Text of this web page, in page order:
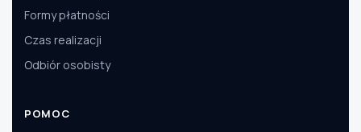
Formy płatności
Czas realizacji
Odbiór osobisty
POMOC